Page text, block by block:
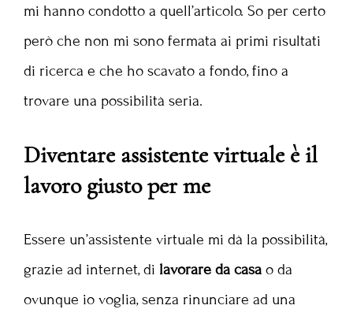
mi hanno condotto a quell’articolo. So per certo
però che non mi sono fermata ai primi risultati
di ricerca e che ho scavato a fondo, fino a
trovare una possibilità seria.
Diventare assistente virtuale è il
lavoro giusto per me
Essere un’assistente virtuale mi dà la possibilità,
grazie ad internet, di lavorare da casa o da
ovunque io voglia, senza rinunciare ad una